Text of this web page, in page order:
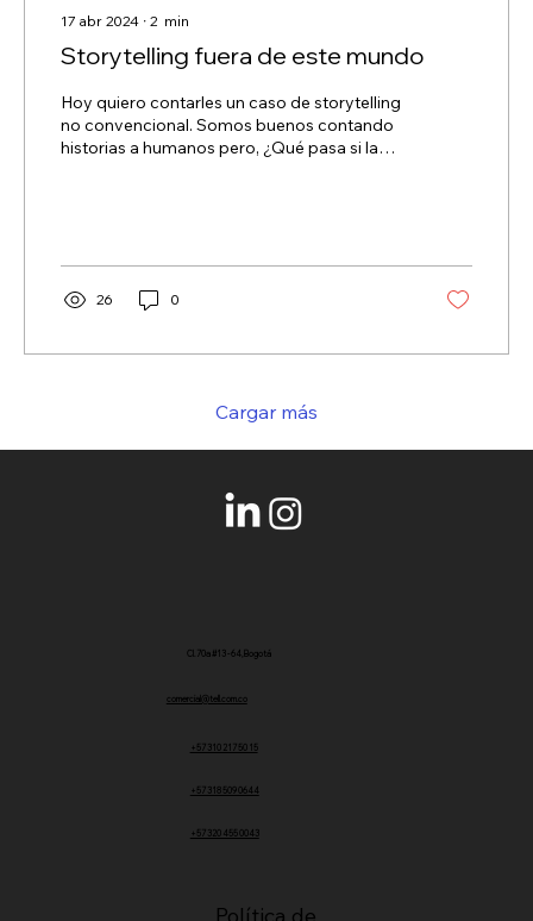
17 abr 2024 ∙ 2 min
Storytelling fuera de este mundo
Hoy quiero contarles un caso de storytelling
no convencional. Somos buenos contando
historias a humanos pero, ¿Qué pasa si la
26 0
Cargar más
Cl. 70a #13 - 64, Bogotá
comercial@tell.com.co
+57 310 217 50 15
+57 318 509 0644
+57 320 455 0043